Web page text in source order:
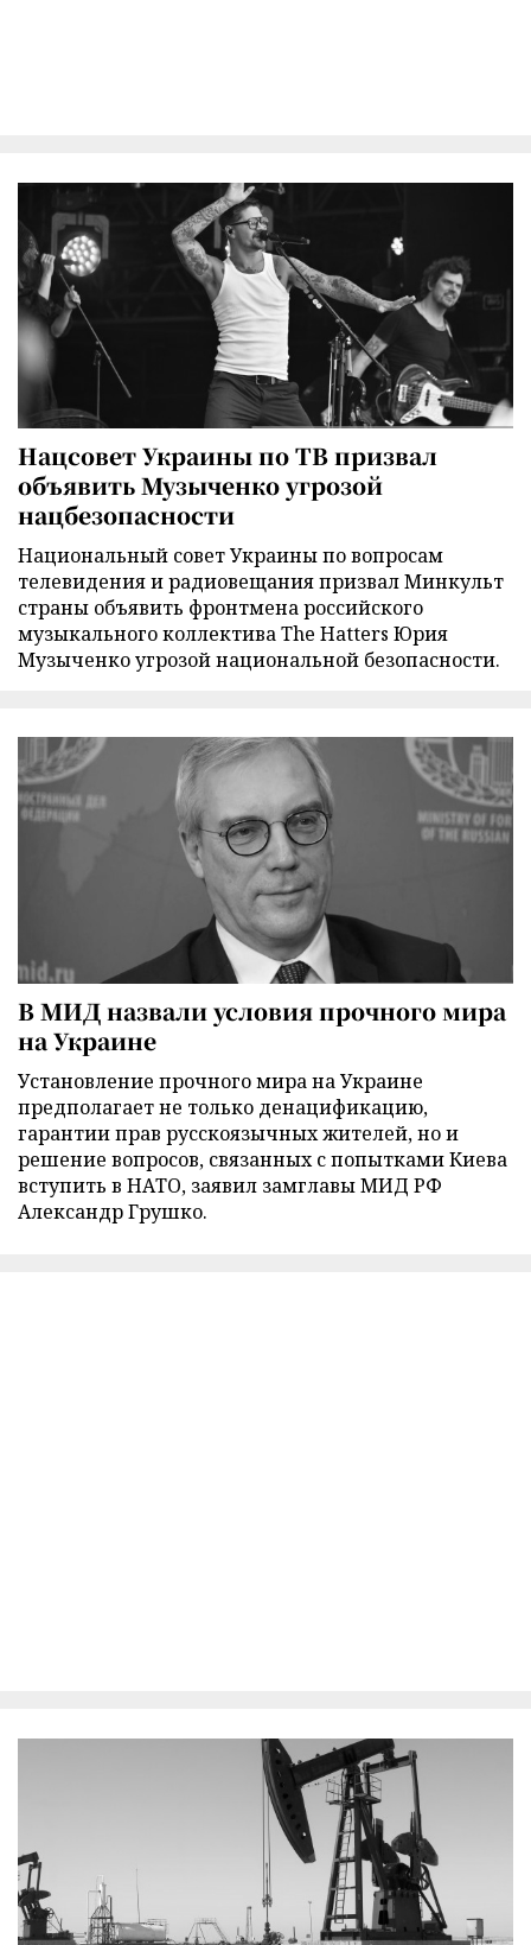
Нацсовет Украины по ТВ призвал
объявить Музыченко угрозой
нацбезопасности
Национальный совет Украины по вопросам
телевидения и радиовещания призвал Минкульт
страны объявить фронтмена российского
музыкального коллектива The Hatters Юрия
Музыченко угрозой национальной безопасности.
В МИД назвали условия прочного мира
на Украине
Установление прочного мира на Украине
предполагает не только денацификацию,
гарантии прав русскоязычных жителей, но и
решение вопросов, связанных с попытками Киева
вступить в НАТО, заявил замглавы МИД РФ
Александр Грушко.